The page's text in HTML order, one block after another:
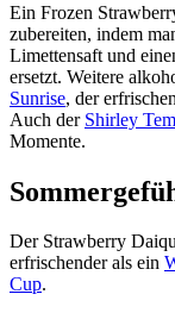
Ein Frozen
zubereiten, indem
Limettensaft und
ersetzt. Weitere
Sunrise, der
Auch der Shirley
Momente.
Der Strawberry
erfrischender als ein
Cup.